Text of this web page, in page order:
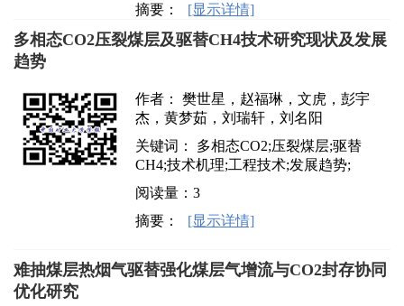
摘要：
[显示详情]
多相态CO2压裂煤层及驱替CH4技术研究现状及发展
趋势
作者： 樊世星，赵福琳，文虎，彭宇
杰，黄梦茹，刘瑞轩，刘名阳
关键词： 多相态CO2;压裂煤层;驱替
CH4;技术机理;工程技术;发展趋势;
阅读量：3
摘要：
[显示详情]
难抽煤层热烟气驱替强化煤层气增流与CO2封存协同
优化研究